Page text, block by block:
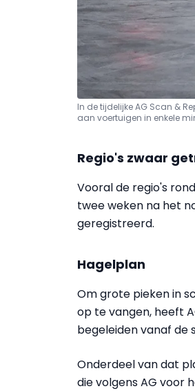
In de tijdelijke AG Scan &
aan voertuigen in enkele
Regio's zwaar
Vooral de regio's
twee weken na het
geregistreerd.
Hagelplan
Om grote pieken in
op te vangen, heeft
begeleiden vanaf de
Onderdeel van dat
die volgens AG voor